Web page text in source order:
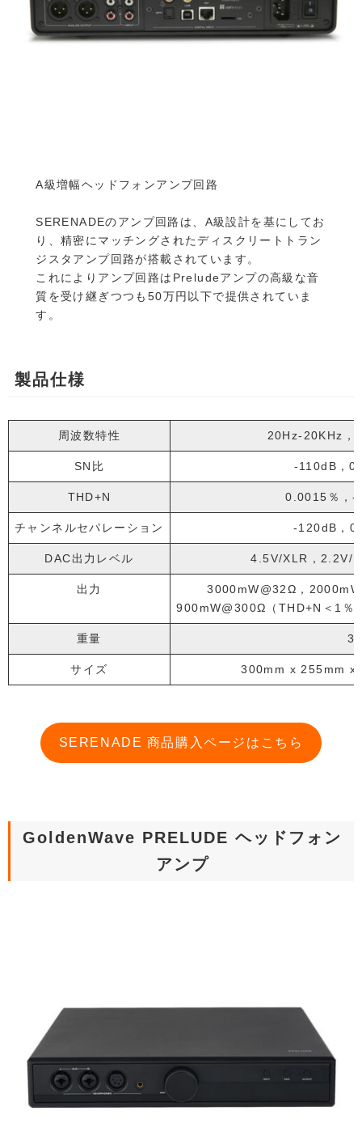
A級増幅ヘッドフォンアンプ回路
SERENADEのアンプ回路は、A級設計を基にしてお
り、精密にマッチングされたディスクリートトラン
ジスタアンプ回路が搭載されています。
これによりアンプ回路はPreludeアンプの高級な音
質を受け継ぎつつも50万円以下で提供されていま
す。
製品仕様
周波数特性 20Hz-20KHz，
SN比 -110dB，
THD+N 0.0015％，-
チャンネルセパレーション -120dB，
DAC出力レベル 4.5V/XLR，2.2V/
出力
3000mW@32Ω，
900mW@300Ω（THD+N＜1％
重量
サイズ 300mm x 255mm x
SERENADE 商品購入ページはこちら
GoldenWave PRELUDE ヘッドフォン
アンプ